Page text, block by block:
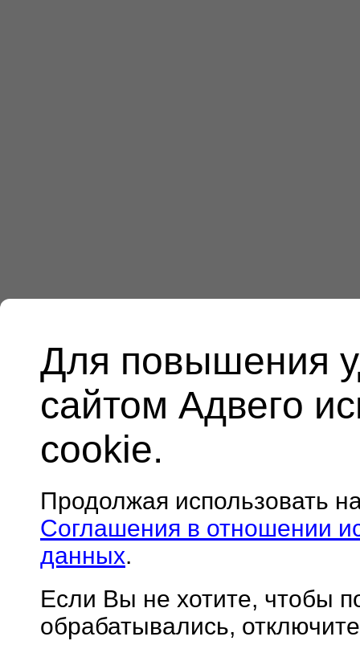
Для повышения
сайтом Адвего
cookie.
Продолжая использовать
Соглашения в отношении
данных.
Если Вы не хотите, чтобы
обрабатывались,